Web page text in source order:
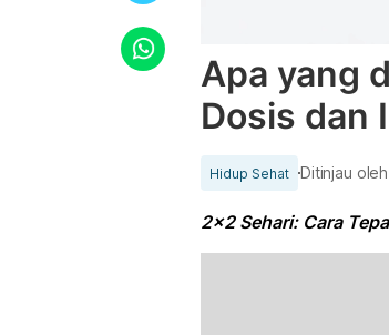
Apa yang
Dosis dan
Hidup Sehat Ditinjau
2x2 Sehari: Cara